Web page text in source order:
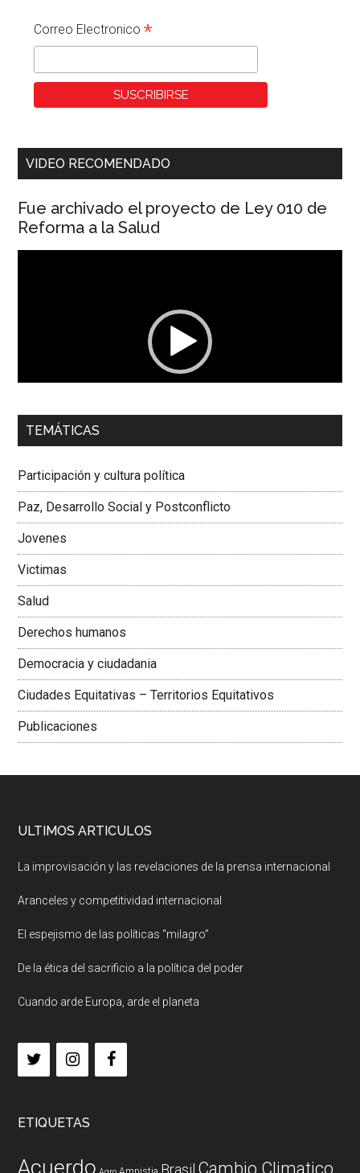
Correo Electronico*
VIDEO RECOMENDADO
Fue archivado el proyecto de Ley 010 de
Reforma a la Salud
00:00 01:04
Dra. Carolina Corcho Mejía,Presidenta Corporación
Colombiana
TEMÁTICAS
Participación y cultura política
Paz, Desarrollo Social y Postconflicto
Jovenes
Victimas
Salud
Derechos humanos
Democracia y ciudadania
Ciudades Equitativas – Territorios Equitativos
Publicaciones
ULTIMOS ARTICULOS
La improvisación y las revelaciones de la prensa internacional
Aranceles y competitividad internacional
El espejismo de las políticas “milagro”
De la ética del sacrificio a la política del poder
Cuando arde Europa, arde el planeta
ETIQUETAS
Acuerdo Cambio Climatico